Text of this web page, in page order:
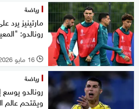
رياضة
مارتينيز يرد
رونالدو:
l 16 مايو 2026
رياضة
رونالدو يوسع
ويقتحم عالم